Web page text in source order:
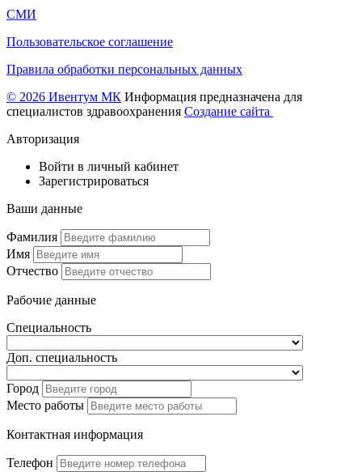
СМИ
Пользовательское соглашение
Правила обработки персональных данных
© 2026 Ивентум МК Информация предназначена для
специалистов здравоохранения Создание сайта
Авторизация
Войти в личный кабинет
Зарегистрироваться
Ваши данные
Фамилия
Имя
Отчество
Рабочие данные
Специальность
Доп. специальность
Город
Место работы
Контактная информация
Телефон